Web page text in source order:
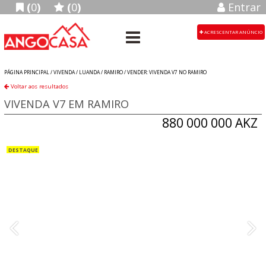
(0) (0) Entrar
ACRESCENTAR ANÚNCIO
PÁGINA PRINCIPAL /VIVENDA/ LUANDA/ RAMIRO/VENDER: VIVENDA V7 NO RAMIRO
Voltar aos resultados
880 000 000 AKZ
VIVENDA V7 EM RAMIRO